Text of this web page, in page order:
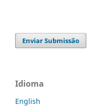
Enviar Submissão
Idioma
English